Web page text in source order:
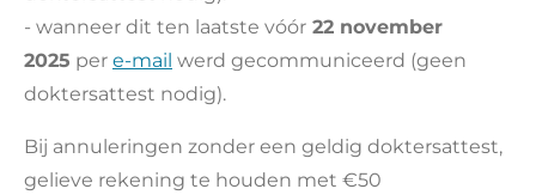
- wanneer dit ten laatste vóór 22 november
2025 per e-mail werd gecommuniceerd (geen
doktersattest nodig).
Bij annuleringen zonder een geldig doktersattest,
gelieve rekening te houden met €50